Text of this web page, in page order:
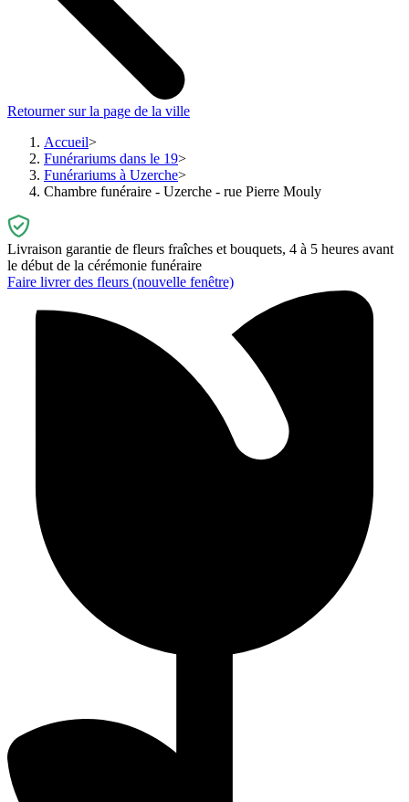
Retourner sur la page de la ville
Accueil
Funérariums dans le 19
Funérariums à Uzerche
Chambre funéraire - Uzerche - rue Pierre Mouly
Livraison garantie de fleurs fraîches et bouquets, 4 à 5 heures avant
le début de la cérémonie funéraire
Faire livrer des fleurs (nouvelle fenêtre)